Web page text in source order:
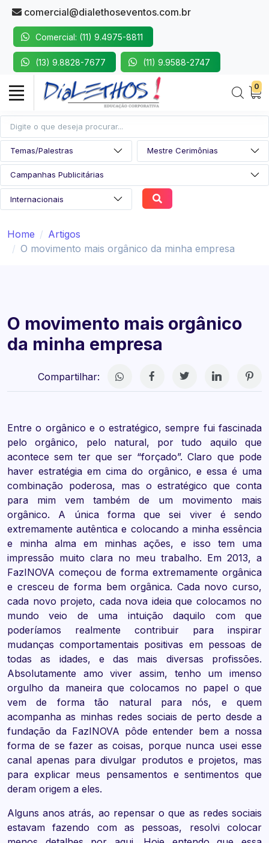
comercial@dialethoseventos.com.br
Comercial: (11) 9.4975-8811
(13) 9.8828-7677 (11) 9.9588-2747
0
Home
Artigos
O movimento mais orgânico da minha empresa
O movimento mais orgânico
da minha empresa
Compartilhar:
Entre o orgânico e o estratégico, sempre fui fascinada
pelo orgânico, pelo natural, por tudo aquilo que
acontece sem ter que ser “forçado”. Claro que pode
haver estratégia em cima do orgânico, e essa é uma
combinação poderosa, mas o estratégico que conta
para mim vem também de um movimento mais
orgânico. A única forma que sei viver é sendo
extremamente autêntica e colocando a minha essência
e minha alma em minhas ações, e isso tem uma
impressão muito clara no meu trabalho. Em 2013, a
FazINOVA começou de forma extremamente orgânica
e cresceu de forma bem orgânica. Cada novo curso,
cada novo projeto, cada nova ideia que colocamos no
mundo veio de uma intuição daquilo com que
poderíamos realmente contribuir para inspirar
mudanças comportamentais positivas em pessoas de
todas as idades, e das mais diversas profissões.
Absolutamente amo viver assim, tenho um imenso
orgulho da maneira que colocamos no papel o que
vem de forma tão natural para nós, e quem
acompanha as minhas redes sociais de perto desde a
fundação da FazINOVA pôde entender bem a nossa
forma de se fazer as coisas, porque nunca usei esse
canal apenas para divulgar produtos e projetos, mas
para explicar meus pensamentos e sentimentos que
deram origem a eles.
Alguns anos atrás, ao repensar o que as redes sociais
estavam fazendo com as pessoas, resolvi colocar